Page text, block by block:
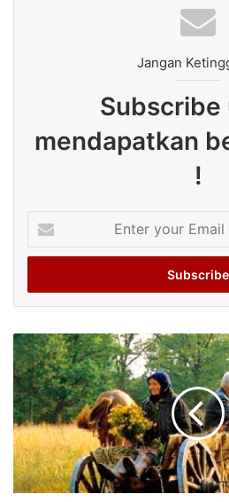
Jangan
Subscribe
mendapatkan
!
your
Email